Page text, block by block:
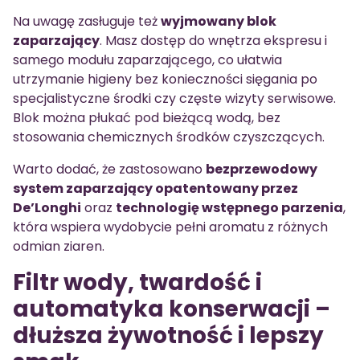
Na uwagę zasługuje teżwyjmowany blok
zaparzający. Masz dostęp do wnętrza ekspresu i
samego modułu zaparzającego, co ułatwia
utrzymanie higieny bez konieczności sięgania po
specjalistyczne środki czy częste wizyty serwisowe.
Blok można płukać pod bieżącą wodą, bez
stosowania chemicznych środków czyszczących.
Warto dodać, że zastosowano bezprzewodowy
system zaparzający opatentowany przez
De’Longhi oraz technologię wstępnego parzenia,
która wspiera wydobycie pełni aromatu z różnych
odmian ziaren.
Filtr wody, twardość i
automatyka konserwacji –
dłuższa żywotność i lepszy